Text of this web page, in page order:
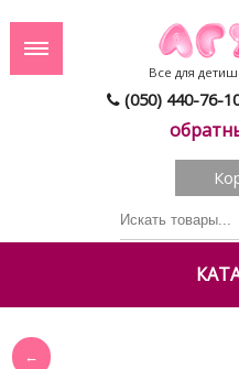
(050) 440-76-
Все для